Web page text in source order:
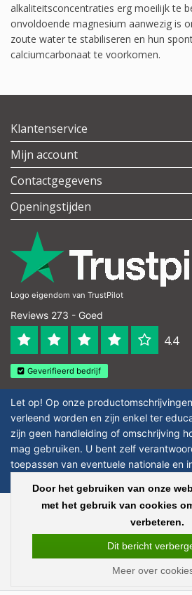
alkaliteitsconcentraties erg moeilijk te
onvoldoende magnesium aanwezig is
zoute water te stabiliseren en hun
calciumcarbonaat te voorkomen.
Klantenservice
Mijn account
Contactgegevens
Openingstijden
Logo eigendom van TrustPilot
Reviews 273 - Goed
4.4
Geverifieerd bedrijf
Let op! Op onze
verleend worden en zijn enkel ter
zijn geen handleiding of omschrijving
mag gebruiken. U bent zelf
toepassen van eventuele nationale en
Copyright © 2026 - Laboratorium Discounter -
Alle bedragen zijn exclusief BTW
Door het gebruiken van onze
met het gebruik van cookies
verbeteren.
Dit bericht
Meer over